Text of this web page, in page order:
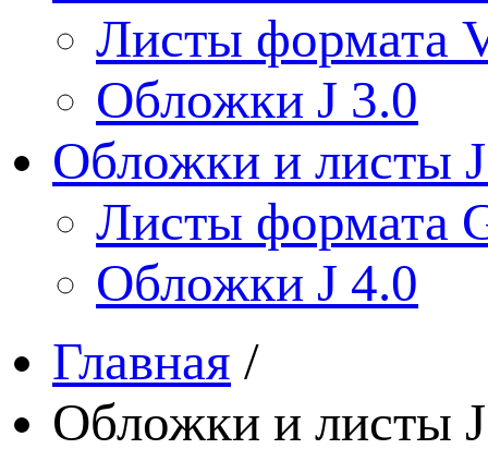
Листы формата
Обложки J 3.0
Обложки и листы
Листы формата
Обложки J 4.0
Главная /
Обложки и листы